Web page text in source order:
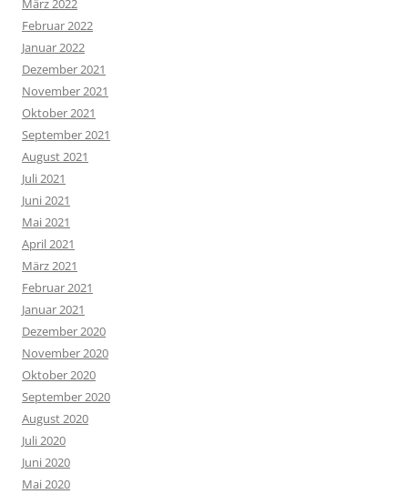
März 2022
Februar 2022
Januar 2022
Dezember 2021
November 2021
Oktober 2021
September 2021
August 2021
Juli 2021
Juni 2021
Mai 2021
April 2021
März 2021
Februar 2021
Januar 2021
Dezember 2020
November 2020
Oktober 2020
September 2020
August 2020
Juli 2020
Juni 2020
Mai 2020